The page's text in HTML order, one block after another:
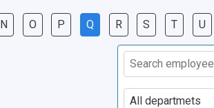
N O P Q R S T U
Search employee
All departmets